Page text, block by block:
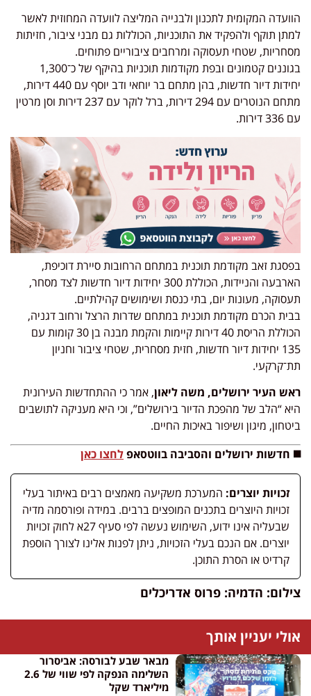
הוועדה המקומית לתכנון ולבנייה המליצה לוועדה המחוזית לאשר
למתן תוקף ולהפקיד את התוכניות, הכוללות גם מבני ציבור, חזיתות
מסחריות, שטחי תעסוקה ומרחבים ציבוריים פתוחים.
בגוננים קטמונים ובפת מקודמות תוכניות בהיקף של כ־1,300
יחידות דיור חדשות, בהן מתחם בר יוחאי ודב יוסף עם 440 דירות,
מתחם הנוטרים עם 294 דירות, ברל לוקר עם 237 דירות וסן מרטין
עם 336 דירות.
בפסגת זאב מקודמת תוכנית במתחם הרחובות סיירת דוכיפת,
הארבעה והניידות, הכוללת 300 יחידות דיור חדשות לצד מסחר,
תעסוקה, מעונות יום, בתי כנסת ושימושים קהילתיים.
בבית הכרם מקודמת תוכנית במתחם שדרות הרצל ורחוב דגניה,
הכוללת הריסת 40 דירות קיימות והקמת מבנה בן 30 קומות עם
135 יחידות דיור חדשות, חזית מסחרית, שטחי ציבור וחניון
תת־קרקעי.
ראש העיר ירושלים, משה ליאון, אמר כי ההתחדשות העירונית
היא “הלב של מהפכת הדיור בירושלים”, וכי היא מעניקה לתושבים
ביטחון, מיגון ושיפור באיכות החיים.
◼️ חדשות ירושלים והסביבה בווטסאפלחצו כאן
זכויות יוצרים: המערכת משקיעה מאמצים רבים באיתור בעלי
זכויות היוצרים בתכנים המופצים ברבים. במידה ופורסמה מדיה
שבעליה אינו ידוע, השימוש נעשה לפי סעיף 27א לחוק זכויות
יוצרים. אם הנכם בעלי הזכויות, ניתן לפנות אלינו לצורך הוספת
קרדיט או הסרת התוכן.
צילום: הדמיה: פרוס אדריכלים
אולי יעניין אותך
מבאר שבע לבורסה: אביסרור
השלימה הנפקה לפי שווי של 2.6
מיליארד שקל